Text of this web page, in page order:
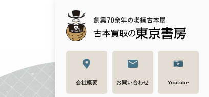
会社概要 お問い合わせ Youtube